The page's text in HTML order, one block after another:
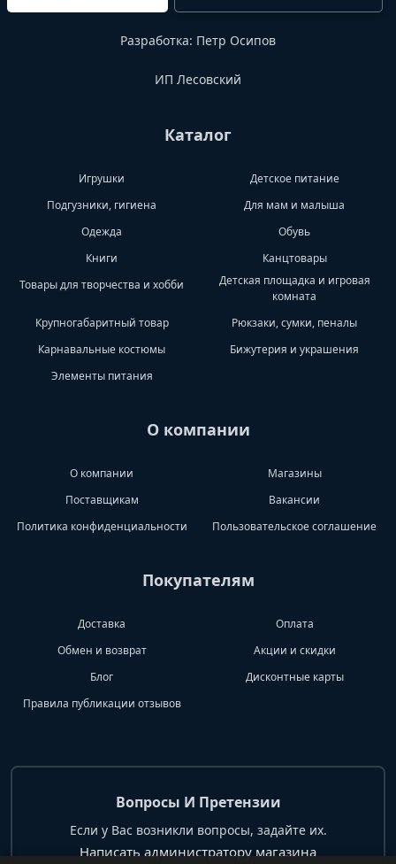
Разработка: Петр Осипов
ИП Лесовский
Каталог
Игрушки
Детское питание
Подгузники, гигиена
Для мам и малыша
Одежда
Обувь
Книги
Канцтовары
Товары для творчества и хобби
Детская площадка и игровая
комната
Крупногабаритный товар
Рюкзаки, сумки, пеналы
Карнавальные костюмы
Бижутерия и украшения
Элементы питания
О компании
О компании
Магазины
Поставщикам
Вакансии
Политика конфиденциальности
Пользовательское соглашение
Покупателям
Доставка
Оплата
Обмен и возврат
Акции и скидки
Блог
Дисконтные карты
Правила публикации отзывов
Вопросы И Претензии
Если у Вас возникли вопросы, задайте их.
Написать администратору магазина